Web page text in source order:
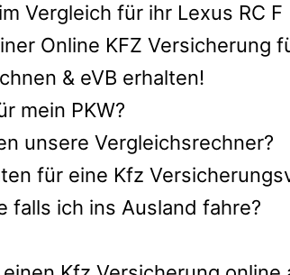
Vergleich für ihr Lexus RC F
Online KFZ Versicherung
& eVB erhalten!
mein PKW?
unsere Vergleichsrechner?
für eine Kfz
falls ich ins Ausland fahre?